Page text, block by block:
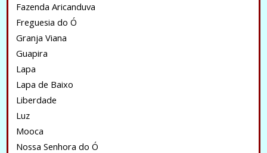
Fazenda Aricanduva
Freguesia do Ó
Granja Viana
Guapira
Lapa
Lapa de Baixo
Liberdade
Luz
Mooca
Nossa Senhora do Ó